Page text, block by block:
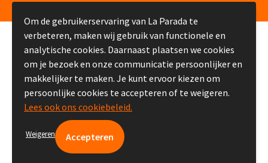
Waskrijtjes bedrukken
Notitieboekjes & Schrijfmappen
Notitieboekjes bedrukken
Notitieblokken bedrukken
Schrijfmappen bedrukken
© Copyright La Parada 2008-2026
Om de gebruikerservaring van La Parada te
verbeteren, maken wij gebruik van functionele en
analytische cookies. Daarnaast plaatsen we cookies
om je bezoek en onze communicatie persoonlijker en
makkelijker te maken. Je kunt ervoor kiezen om
persoonlijke cookies te accepteren of te weigeren.
Lees ook ons cookiebeleid.
Weigeren